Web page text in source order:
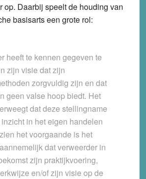
op. Daarbij speelt de houding van
basisarts een grote rol:
heeft te kennen gegeven te
zijn visie dat zijn
zorgvuldig zijn en dat
geen valse hoop biedt. Het
dat deze stellingname
in het eigen handelen
het voorgaande is het
dat verweerder in
zijn praktijkvoering,
en/of zijn visie op de